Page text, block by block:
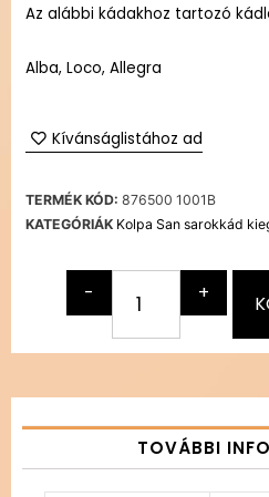
Az alábbi kádakhoz tartozó
Alba, Loco, Allegra
Kívánságlistához ad
TERMÉK KÓD: 876500 1001B
KATEGÓRIÁK Kolpa San sarokkád
- +
TOVÁBBI